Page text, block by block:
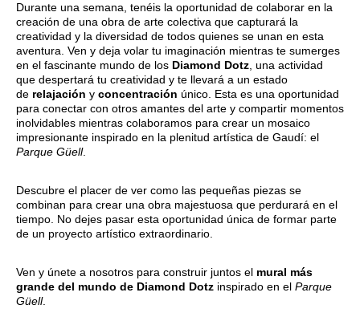
Durante una semana, tenéis la oportunidad de colaborar en la
creación de una obra de arte colectiva que capturará la
creatividad y la diversidad de todos quienes se unan en esta
aventura. Ven y deja volar tu imaginación mientras te sumerges
en el fascinante mundo de los Diamond Dotz, una actividad
que despertará tu creatividad y te llevará a un estado
de relajación y concentración único. Esta es una oportunidad
para conectar con otros amantes del arte y compartir momentos
inolvidables mientras colaboramos para crear un mosaico
impresionante inspirado en la plenitud artística de Gaudí: el
Parque Güell.
Descubre el placer de ver como las pequeñas piezas se
combinan para crear una obra majestuosa que perdurará en el
tiempo. No dejes pasar esta oportunidad única de formar parte
de un proyecto artístico extraordinario.
Ven y únete a nosotros para construir juntos el mural más
grande del mundo de Diamond Dotz inspirado en el Parque
Güell.